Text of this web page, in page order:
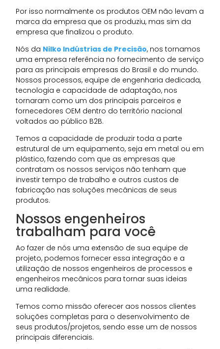
Por isso normalmente os produtos OEM não levam a
marca da empresa que os produziu, mas sim da
empresa que finalizou o produto.
Nós da Nilko Indústrias de Precisão, nos tornamos
uma empresa referência no fornecimento de serviço
para as principais empresas do Brasil e do mundo.
Nossos processos, equipe de engenharia dedicada,
tecnologia e capacidade de adaptação, nos
tornaram como um dos principais parceiros e
fornecedores OEM dentro do território nacional
voltados ao público B2B.
Temos a capacidade de produzir toda a parte
estrutural de um equipamento, seja em metal ou em
plástico, fazendo com que as empresas que
contratam os nossos serviços não tenham que
investir tempo de trabalho e outros custos de
fabricação nas soluções mecânicas de seus
produtos.
Nossos engenheiros
trabalham para você
Ao fazer de nós uma extensão de sua equipe de
projeto, podemos fornecer essa integração e a
utilização de nossos engenheiros de processos e
engenheiros mecânicos para tornar suas ideias
uma realidade.
Temos como missão oferecer aos nossos clientes
soluções completas para o desenvolvimento de
seus produtos/projetos, sendo esse um de nossos
principais diferenciais.